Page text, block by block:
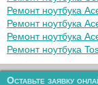
Ремонт ноутбука
Ремонт ноутбука
Ремонт ноутбука
Ремонт ноутбука
Оставьте заявку